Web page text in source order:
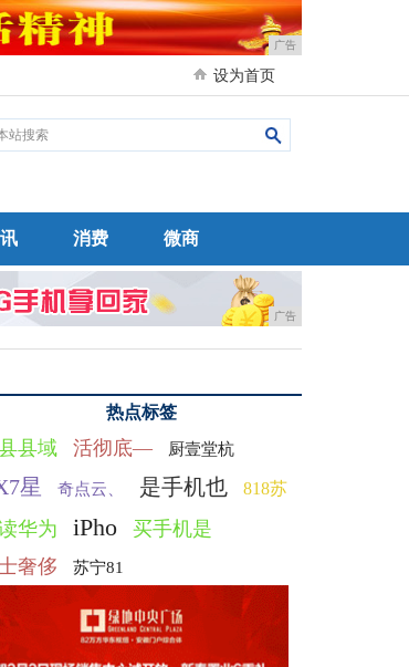
广告
设为首页
消费 微商
广告
热点标签
县域 活彻底— 厨壹堂杭
星 奇点云、 是手机也 818苏
华为 iPho
买手机是
奢侈
苏宁81